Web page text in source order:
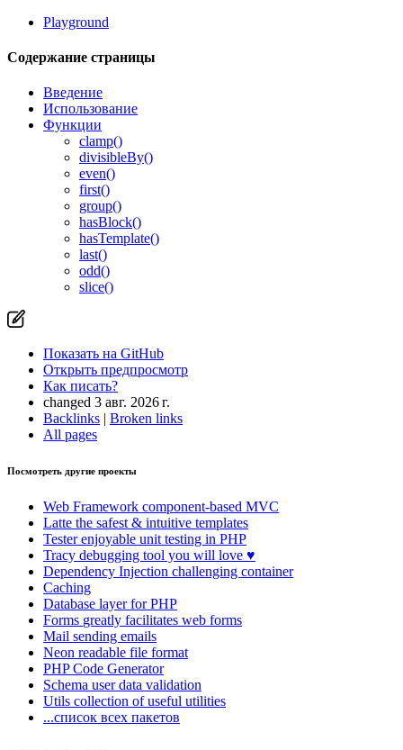
Playground
Содержание страницы
Введение
Использование
Функции
clamp()
divisibleBy()
even()
first()
group()
hasBlock()
hasTemplate()
last()
odd()
slice()
Показать на GitHub
Открыть предпросмотр
Как писать?
changed 3 авг. 2026 г.
Backlinks | Broken links
All pages
Посмотреть другие проекты
Web Framework component-based MVC
Latte the safest & intuitive templates
Testerenjoyable unit testing in PHP
Tracy debugging tool you will love ♥
Dependency Injection challenging container
Caching
Database layer for PHP
Forms greatly facilitates web forms
Mail sending emails
Neon readable file format
PHP Code Generator
Schema user data validation
Utils collection of useful utilities
...список всех пакетов